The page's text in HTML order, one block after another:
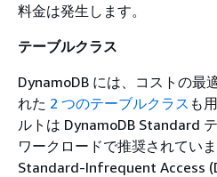
料金は発生します。
テーブルクラス
DynamoDB には、コストの最
れた 2 つのテーブルクラス も
ルトは DynamoDB Standard
ワークロードで推奨されてい
Standard-Infrequent Access